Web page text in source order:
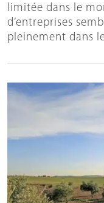
limitée dans le
d’entreprises
pleinement dans